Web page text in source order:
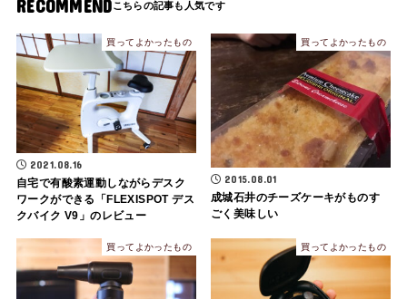
RECOMMEND
買ってよかったもの
2021.08.16
自宅で有酸素運動しながらデスク
ワークができる「FLEXISPOT デス
クバイク V9」のレビュー
買ってよかったもの
2015.08.01
成城石井のチーズケーキがものす
ごく美味しい
買ってよかったもの 買ってよかったもの